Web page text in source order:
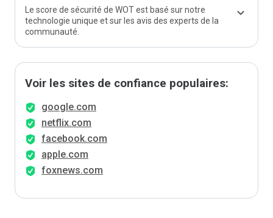
Le score de sécurité de WOT est basé sur notre
technologie unique et sur les avis des experts de la
communauté.
Voir les sites de confiance populaires:
google.com
netflix.com
facebook.com
apple.com
foxnews.com